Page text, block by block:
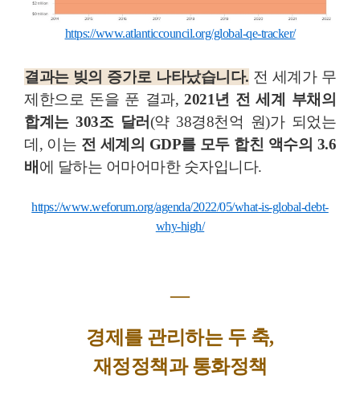
https://www.atlanticcouncil.org/global-qe-tracker/
결과는 빚의 증가로 나타났습니다. 전 세계가 무
제한으로 돈을 푼 결과,2021년 전 세계 부채의
합계는 303조 달러(약 38경8천억 원)가 되었는
데, 이는 전 세계의 GDP를 모두 합친 액수의 3.6
배 에 달하는 어마어마한 숫자입니다.
https://www.weforum.org/agenda/2022/05/what-is-global-debt-
why-high/
―
경제를 관리하는 두 축,
재정정책과 통화정책